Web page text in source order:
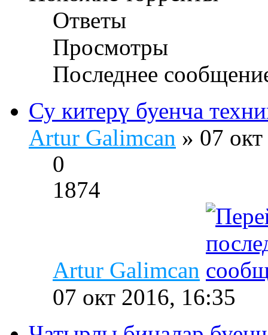
Ответы
Просмотры
Последнее
Су китерү буенча
Artur Galimcan » 07
0
1874
Artur Galimcan
07 окт 2016, 16:35